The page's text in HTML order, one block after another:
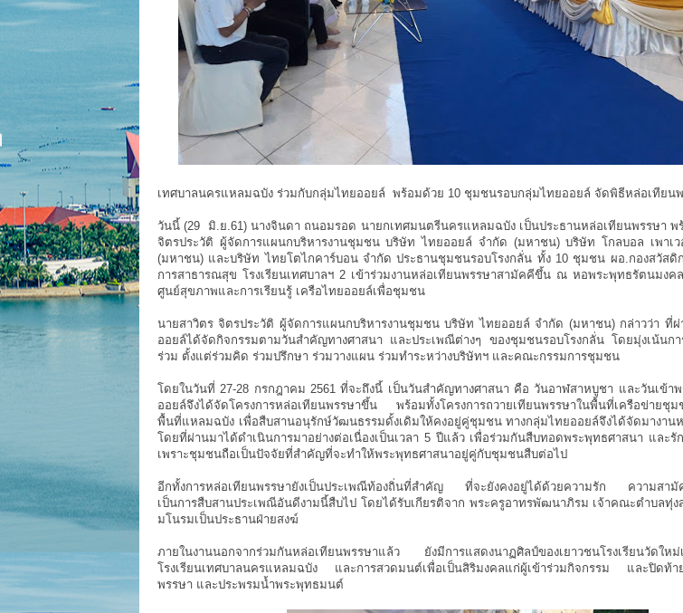
เทศบาลนครแหลมฉบัง ร่วมกับกลุ่มไทยออยล์ พร้อมด้วย 10 ชุมชนรอบกลุ่มไทยออยล์ จัดพิธีหล่อเทียน
วันนี้ (29 มิ.ย.61) นางจินดา ถนอมรอด นายกเทศมนตรีนครแหลมฉบัง เป็นประธานหล่อเทียนพรรษา พ
จิตรประวัติ ผู้จัดการแผนกบริหารงานชุมชน บริษัท ไทยออยล์ จำกัด (มหาชน) บริษัท โกลบอล เพาเ
(มหาชน) และบริษัท ไทยโตไกคาร์บอน จำกัด ประธานชุมชนรอบโรงกลั่น ทั้ง 10 ชุมชน ผอ.กองสวัสดิ
การสาธารณสุข โรงเรียนเทศบาลฯ 2 เข้าร่วมงานหล่อเทียนพรรษาสามัคคีขึ้น ณ หอพระพุทธรัตนมงค
ศูนย์สุขภาพและการเรียนรู้ เครือไทยออยล์เพื่อชุมชน
นายสาวิตร จิตรประวัติ ผู้จัดการแผนกบริหารงานชุมชน บริษัท ไทยออยล์ จำกัด (มหาชน) กล่าวว่า ที่ผ่
ออยล์ได้จัดกิจกรรมตามวันสำคัญทางศาสนา และประเพณีต่างๆ ของชุมชนรอบโรงกลั่น โดยมุ่งเน้นกา
ร่วม ตั้งแต่ร่วมคิด ร่วมปรึกษา ร่วมวางแผน ร่วมทำระหว่างบริษัทฯ และคณะกรรมการชุมชน
โดยในวันที่ 27-28 กรกฎาคม 2561 ที่จะถึงนี้ เป็นวันสำคัญทางศาสนา คือ วันอาฬสาหบูชา และวันเข้า
ออยล์จึงได้จัดโครงการหล่อเทียนพรรษาขึ้น พร้อมทั้งโครงการถวายเทียนพรรษาในพื้นที่เครือข่ายชุม
พื้นที่แหลมฉบัง เพื่อสืบสานอนุรักษ์วัฒนธรรมดั้งเดิมให้คงอยู่คู่ชุมชน ทางกลุ่มไทยออยล์จึงได้จัดมางาน
โดยที่ผ่านมาได้ดำเนินการมาอย่างต่อเนื่องเป็นเวลา 5 ปีแล้ว เพื่อร่วมกันสืบทอดพระพุทธศาสนา และรั
เพราะชุมชนถือเป็นปัจจัยที่สำคัญที่จะทำให้พระพุทธศาสนาอยู่คู่กับชุมชนสืบต่อไป
อีกทั้งการหล่อเทียนพรรษายังเป็นประเพณีท้องถิ่นที่สำคัญ ที่จะยังคงอยู่ได้ด้วยความรัก ความสามั
เป็นการสืบสานประเพณีอันดีงามนี้สืบไป โดยได้รับเกียรติจาก พระครูอาทรพัฒนาภิรม เจ้าคณะตำบลทุ่ง
มโนรมเป็นประธานฝ่ายสงฆ์
ภายในงานนอกจากร่วมกันหล่อเทียนพรรษาแล้ว ยังมีการแสดงนาฏศิลป์ของเยาวชนโรงเรียนวัด
โรงเรียนเทศบาลนครแหลมฉบัง และการสวดมนต์เพื่อเป็นสิริมงคลแก่ผู้เข้าร่วมกิจกรรม และปิดท้า
พรรษา และประพรมน้ำพระพุทธมนต์